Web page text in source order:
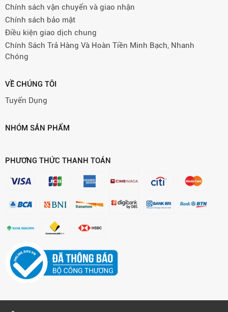
Chính sách vận chuyển và giao nhận
Chính sách bảo mật
Điều kiện giao dịch chung
Chính Sách Trả Hàng Và Hoàn Tiền Minh Bạch, Nhanh
Chóng
VỀ CHÚNG TÔI
Tuyển Dụng
NHÓM SẢN PHẨM
PHƯƠNG THỨC THANH TOÁN